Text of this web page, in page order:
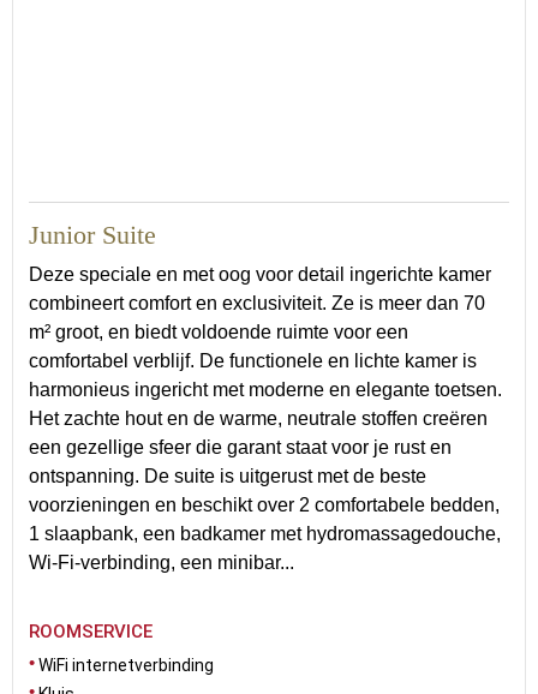
Junior Suite
Deze speciale en met oog voor detail ingerichte kamer
combineert comfort en exclusiviteit. Ze is meer dan 70
m² groot, en biedt voldoende ruimte voor een
comfortabel verblijf. De functionele en lichte kamer is
harmonieus ingericht met moderne en elegante toetsen.
Het zachte hout en de warme, neutrale stoffen creëren
een gezellige sfeer die garant staat voor je rust en
ontspanning. De suite is uitgerust met de beste
voorzieningen en beschikt over 2 comfortabele bedden,
1 slaapbank, een badkamer met hydromassagedouche,
Wi-Fi-verbinding, een minibar...
ROOMSERVICE
WiFi internetverbinding